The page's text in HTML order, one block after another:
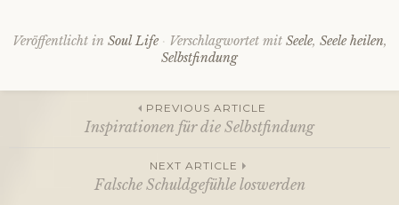
Beides. Das verstehe ich
erst, wenn ich meinen
sie hier niederschreibe.
Die Wahrheit erkennen…
Veröffentlicht in Soul Life Verschlagwortet mit Seele, Seele heilen,
Selbstfindung
Beitragsnavigation
PREVIOUS ARTICLE
Inspirationen für die Selbstfindung
NEXT ARTICLE
Falsche Schuldgefühle loswerden